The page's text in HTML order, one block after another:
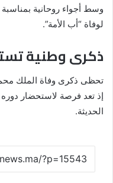
وسط أجواء روحانية
لوفاة “أب الأمة”.
ذكرى وطنية
تحظى ذكرى وفاة الملك
إذ تعد فرصة لاستحضار
الحديثة.